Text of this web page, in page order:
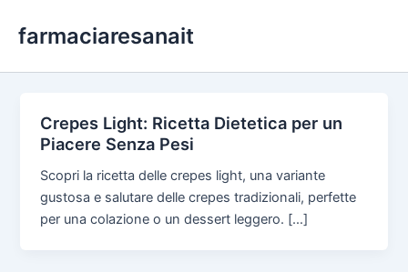
farmaciaresanait
Crepes Light: Ricetta Dietetica per un
Piacere Senza Pesi
Scopri la ricetta delle crepes light, una variante
gustosa e salutare delle crepes tradizionali, perfette
per una colazione o un dessert leggero. […]